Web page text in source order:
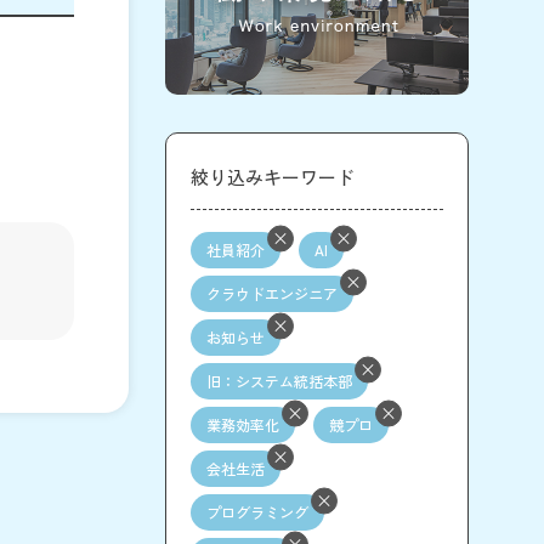
絞り込みキーワード
社員紹介 AI
クラウドエンジニア
お知らせ
旧：システム統括本部
業務効率化 競プロ
会社生活
プログラミング